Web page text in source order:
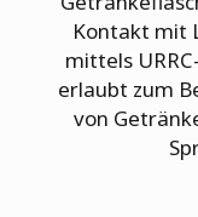
Kontakt mit
mittels
erlaubt zum
von